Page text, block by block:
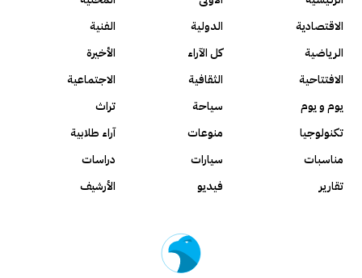
الاقتصادية
الدولية
الفنية
الرياضية
كل الآراء
الأخيرة
الافتتاحية
الثقافية
الاجتماعية
يوم و يوم
سياحة
تراث
تكنولوجيا
منوعات
آراء طلابية
مناسبات
سيارات
دراسات
تقارير
فيديو الأرشيف